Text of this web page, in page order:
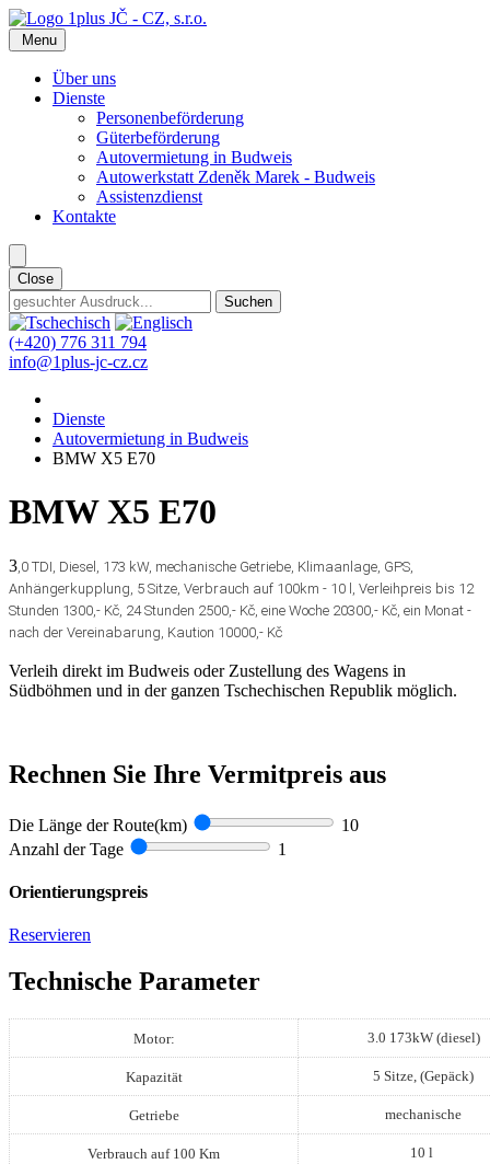
Menu
Über uns
Dienste
Personenbeförderung
Güterbeförderung
Autovermietung in Budweis
Autowerkstatt Zdeněk Marek - Budweis
Assistenzdienst
Kontakte
Close
(+420) 776 311 794
info@1plus-jc-cz.cz
Dienste
Autovermietung in Budweis
BMW X5 E70
BMW X5 E70
3 ,0 TDI, Diesel, 173 kW, mechanische Getriebe, Klimaanlage, GPS,
Anhängerkupplung, 5 Sitze, Verbrauch auf 100km - 10 l, Verleihpreis bis 12
Stunden 1300,- Kč, 24 Stunden 2500,- Kč, eine Woche 20300,- Kč, ein Monat -
nach der Vereinabarung, Kaution 10000,- Kč
Verleih direkt im Budweis oder Zustellung des Wagens in
Südböhmen und in der ganzen Tschechischen Republik möglich.
Rechnen Sie Ihre Vermitpreis aus
Die Länge der Route(km)
10
Anzahl der Tage
1
Orientierungspreis
Reservieren
Technische Parameter
Motor: 3.0 173kW (diesel)
Kapazität 5 Sitze, (Gepäck)
Getriebe mechanische
Verbrauch auf 100 Km 10 l